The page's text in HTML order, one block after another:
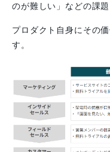
のが難しい」などの課題
プロダクト自身にその
す。